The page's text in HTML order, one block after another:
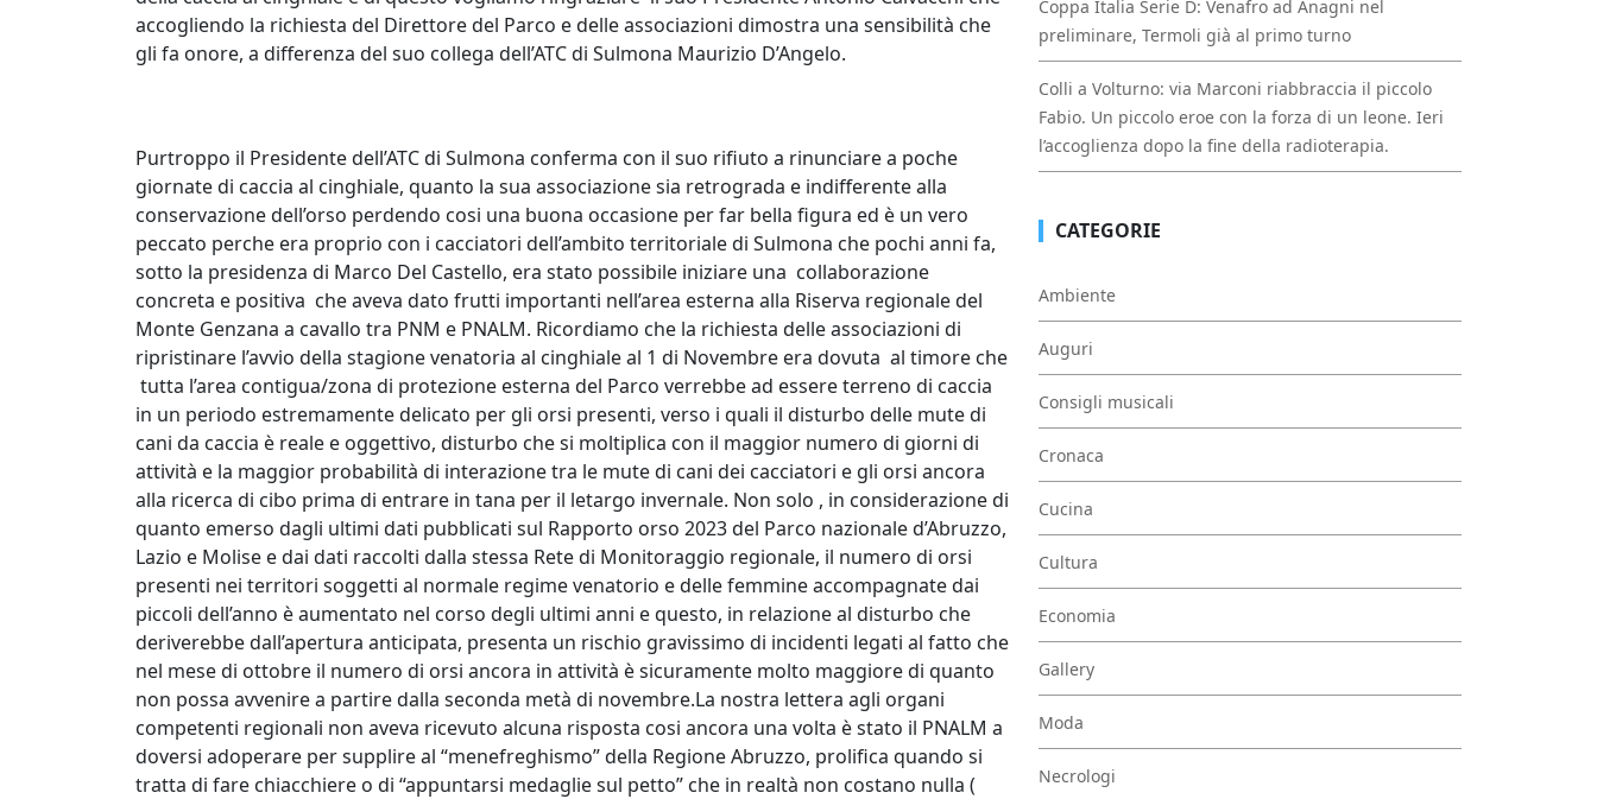
accogliendo la richiesta del Direttore del Parco e delle associazioni dimostra una sensibilità che
gli fa onore, a differenza del suo collega dell’ATC di Sulmona Maurizio D’Angelo.
Purtroppo il Presidente dell’ATC di Sulmona conferma con il suo rifiuto a rinunciare a poche
giornate di caccia al cinghiale, quanto la sua associazione sia retrograda e indifferente alla
conservazione dell’orso perdendo cosi una buona occasione per far bella figura ed è un vero
peccato perche era proprio con i cacciatori dell’ambito territoriale di Sulmona che pochi anni fa,
sotto la presidenza di Marco Del Castello, era stato possibile iniziare una collaborazione
concreta e positiva che aveva dato frutti importanti nell’area esterna alla Riserva regionale del
Monte Genzana a cavallo tra PNM e PNALM. Ricordiamo che la richiesta delle associazioni di
ripristinare l’avvio della stagione venatoria al cinghiale al 1 di Novembre era dovuta al timore che
tutta l’area contigua/zona di protezione esterna del Parco verrebbe ad essere terreno di caccia
in un periodo estremamente delicato per gli orsi presenti, verso i quali il disturbo delle mute di
cani da caccia è reale e oggettivo, disturbo che si moltiplica con il maggior numero di giorni di
attività e la maggior probabilità di interazione tra le mute di cani dei cacciatori e gli orsi ancora
alla ricerca di cibo prima di entrare in tana per il letargo invernale. Non solo , in considerazione di
quanto emerso dagli ultimi dati pubblicati sul Rapporto orso 2023 del Parco nazionale d’Abruzzo,
Lazio e Molise e dai dati raccolti dalla stessa Rete di Monitoraggio regionale, il numero di orsi
presenti nei territori soggetti al normale regime venatorio e delle femmine accompagnate dai
piccoli dell’anno è aumentato nel corso degli ultimi anni e questo, in relazione al disturbo che
deriverebbe dall’apertura anticipata, presenta un rischio gravissimo di incidenti legati al fatto che
nel mese di ottobre il numero di orsi ancora in attività è sicuramente molto maggiore di quanto
non possa avvenire a partire dalla seconda metà di novembre.La nostra lettera agli organi
competenti regionali non aveva ricevuto alcuna risposta cosi ancora una volta è stato il PNALM a
doversi adoperare per supplire al “menefreghismo” della Regione Abruzzo, prolifica quando si
tratta di fare chiacchiere o di “appuntarsi medaglie sul petto” che in realtà non costano nulla (
Coppa Italia Serie D: Venafro ad Anagni nel
preliminare, Termoli già al primo turno
Colli a Volturno: via Marconi riabbraccia il piccolo
Fabio. Un piccolo eroe con la forza di un leone. Ieri
l’accoglienza dopo la fine della radioterapia.
CATEGORIE
Ambiente
Auguri
Consigli musicali
Cronaca
Cucina
Cultura
Economia
Gallery
Moda
Necrologi